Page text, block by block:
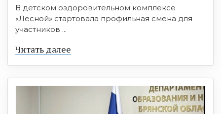
В детском оздоровительном комплексе
«Лесной» стартовала профильная смена для
участников ...
Читать далее